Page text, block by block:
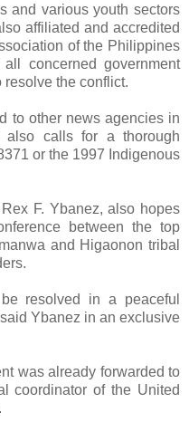
and various youth sectors
affiliated and accredited
of the Philippines
concerned government
the conflict.
to other news agencies in
also calls for a thorough
or the 1997 Indigenous
F. Ybanez, also hopes
between the top
and Higaonon tribal
resolved in a peaceful
Ybanez in an exclusive
was already forwarded to
coordinator of the United